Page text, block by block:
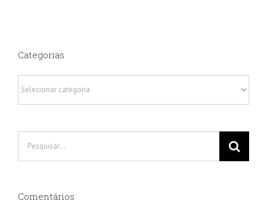
Categorias
Categorias
Buscar
Comentários